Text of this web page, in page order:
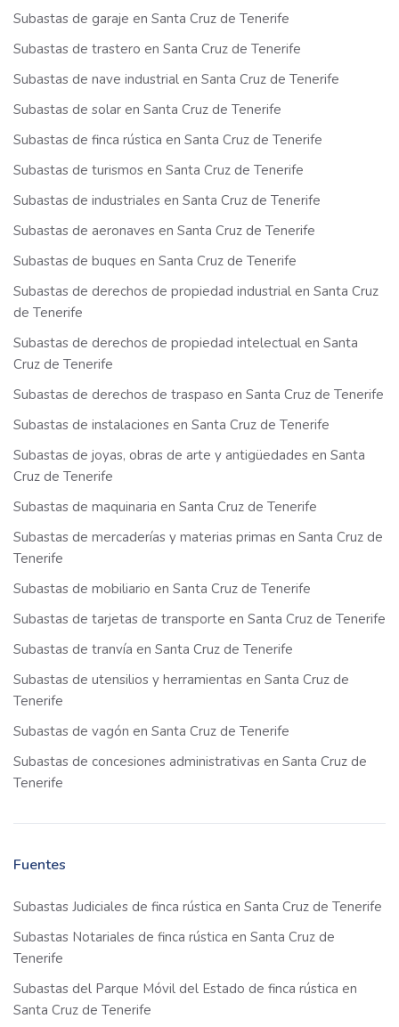
Subastas de garaje en Santa Cruz de Tenerife
Subastas de trastero en Santa Cruz de Tenerife
Subastas de nave industrial en Santa Cruz de Tenerife
Subastas de solar en Santa Cruz de Tenerife
Subastas de finca rústica en Santa Cruz de Tenerife
Subastas de turismos en Santa Cruz de Tenerife
Subastas de industriales en Santa Cruz de Tenerife
Subastas de aeronaves en Santa Cruz de Tenerife
Subastas de buques en Santa Cruz de Tenerife
Subastas de derechos de propiedad industrial en Santa Cruz
de Tenerife
Subastas de derechos de propiedad intelectual en Santa
Cruz de Tenerife
Subastas de derechos de traspaso en Santa Cruz de Tenerife
Subastas de instalaciones en Santa Cruz de Tenerife
Subastas de joyas, obras de arte y antigüedades en Santa
Cruz de Tenerife
Subastas de maquinaria en Santa Cruz de Tenerife
Subastas de mercaderías y materias primas en Santa Cruz de
Tenerife
Subastas de mobiliario en Santa Cruz de Tenerife
Subastas de tarjetas de transporte en Santa Cruz de Tenerife
Subastas de tranvía en Santa Cruz de Tenerife
Subastas de utensilios y herramientas en Santa Cruz de
Tenerife
Subastas de vagón en Santa Cruz de Tenerife
Subastas de concesiones administrativas en Santa Cruz de
Tenerife
Fuentes
Subastas Judiciales de finca rústica en Santa Cruz de Tenerife
Subastas Notariales de finca rústica en Santa Cruz de
Tenerife
Subastas del Parque Móvil del Estado de finca rústica en
Santa Cruz de Tenerife